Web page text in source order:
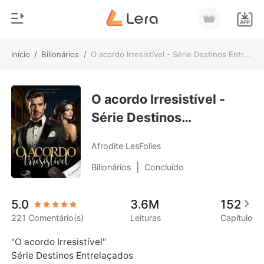
Início / Bilionários / O acordo Irresistível - Série Destinos Entrelaçados
0
Loja
Histórico
Sair
Baixar App
Gênero
Moderno
Lobisomem
Contos
Bilionários
O acordo Irresistível -
Série Destinos
Afrodite LesFolies
Bilionários Concluído
5.0
221 Comentário(s)
3.6M
Leituras
152
Capítulo
"O acordo Irresistível"
Série Destinos Entrelaçados